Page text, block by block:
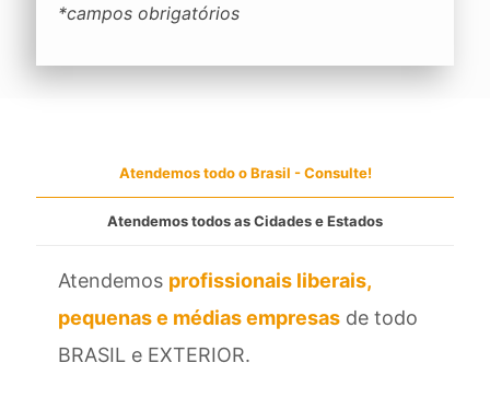
*campos obrigatórios
Atendemos todo o Brasil - Consulte!
Atendemos todos as Cidades e Estados
Atendemos profissionais liberais,
pequenas e médias empresas de todo
BRASIL e EXTERIOR.